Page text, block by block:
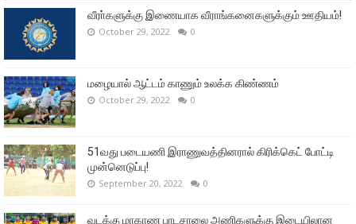
வீரா்களுக்கு இணையாக வீராங்கனைகளுக்கும் ஊதியம்!
October 29, 2022 0
மழையால் ஆட்டம் காணும் உலக்க கிண்ணம்
October 29, 2022 0
51வது படையணி இராணுவத்தினரால் கிரிக்கெட் போட்டி
முன்னெடுப்பு!
September 20, 2022 0
வடக்கு மாகாண பாடசாலை அணிகளுக்கு இடையிலான